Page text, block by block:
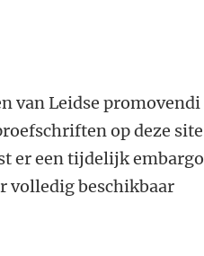
van Leidse promovendi
op deze site
er een tijdelijk embargo
volledig beschikbaar